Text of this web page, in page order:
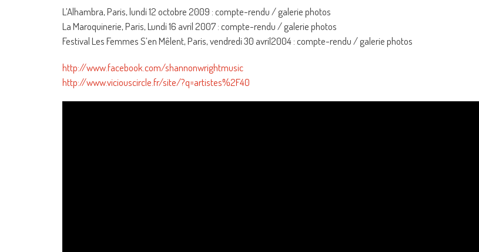
L’Alhambra, Paris, lundi 12 octobre 2009 : compte-rendu / galerie photos
La Maroquinerie, Paris, Lundi 16 avril 2007 : compte-rendu / galerie photos
Festival Les Femmes S’en Mêlent, Paris, vendredi 30 avril2004 : compte-rendu / galerie photos
http://www.facebook.com/shannonwrightmusic
http://www.viciouscircle.fr/site/?q=artistes%2F40